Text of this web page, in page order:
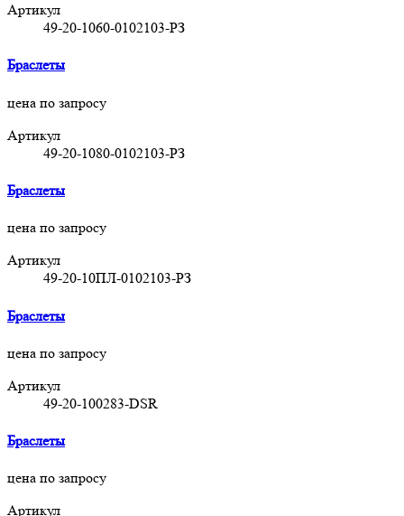
Артикул
49-20-1060-0102103-РЗ
Браслеты
цена по запросу
Артикул
49-20-1080-0102103-РЗ
Браслеты
цена по запросу
Артикул
49-20-10ПЛ-0102103-РЗ
Браслеты
цена по запросу
Артикул
49-20-100283-DSR
Браслеты
цена по запросу
Артикул